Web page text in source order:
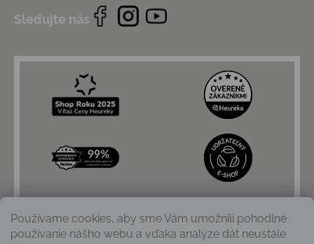
Používame cookies, aby sme Vám umožnili pohodlné
používanie nášho webu a vďaka analýze dát neustále
Sledujte nás